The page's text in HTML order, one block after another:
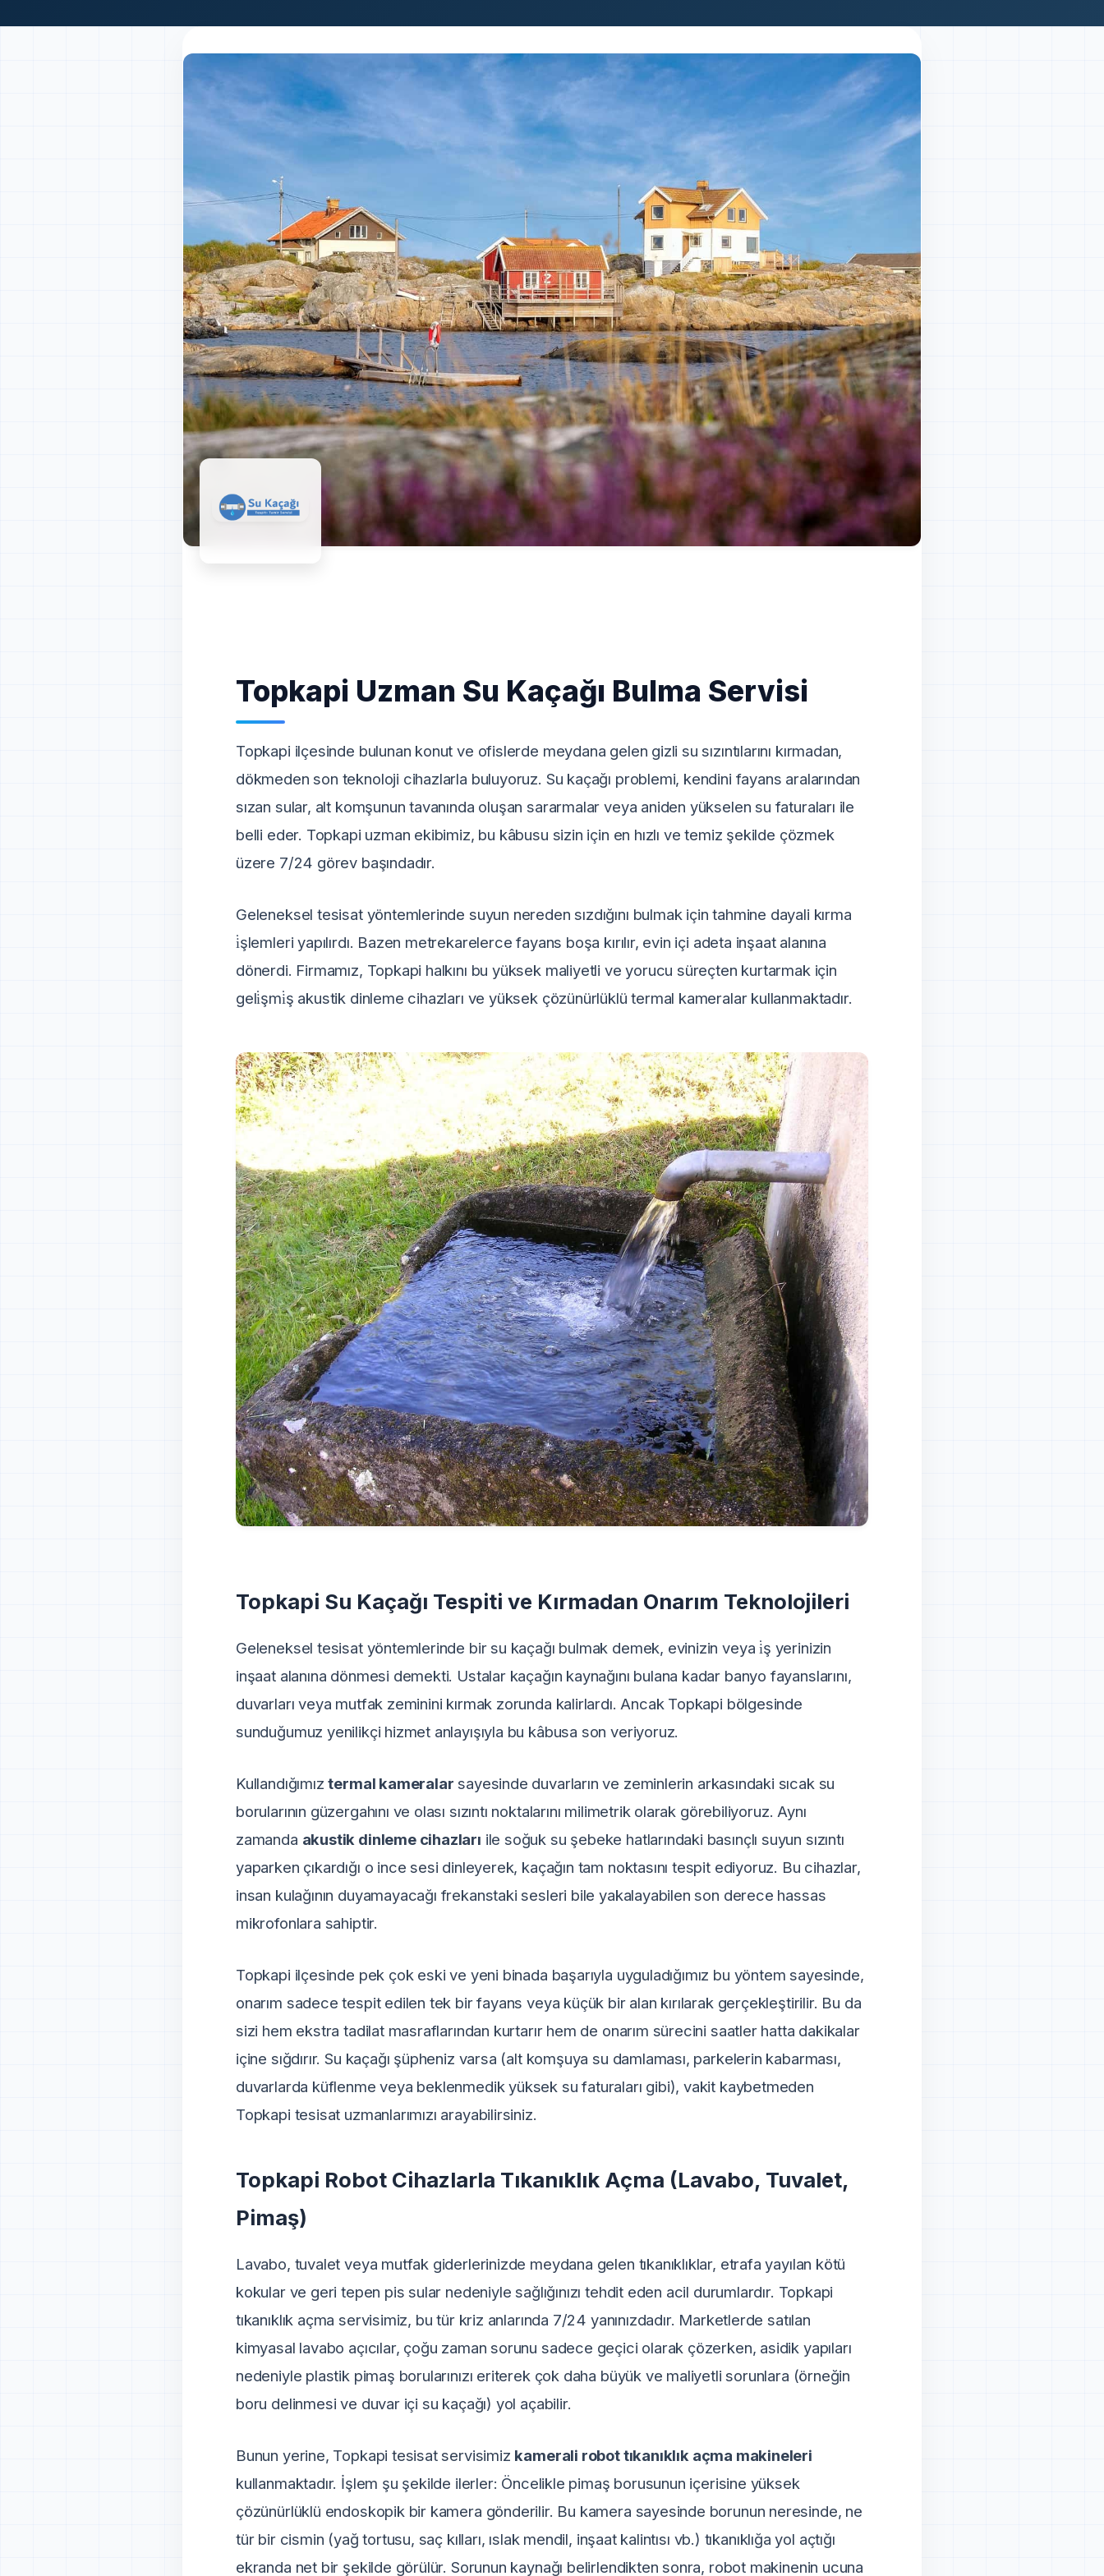
Topkapi Uzman Su Kaçağı Bulma Servisi
Topkapi ilçesinde bulunan konut ve ofislerde meydana gelen gizli su sızıntılarını kırmadan,
dökmeden son teknoloji cihazlarla buluyoruz. Su kaçağı problemi, kendini fayans aralarından
sızan sular, alt komşunun tavanında oluşan sararmalar veya aniden yükselen su faturaları ile
belli eder. Topkapi uzman ekibimiz, bu kâbusu sizin için en hızlı ve temiz şekilde çözmek
üzere 7/24 görev başındadır.
Geleneksel tesisat yöntemlerinde suyun nereden sızdığını bulmak için tahmine dayali kırma
i̇şlemleri yapılırdı. Bazen metrekarelerce fayans boşa kırılır, evin içi adeta inşaat alanına
dönerdi. Firmamız, Topkapi halkını bu yüksek maliyetli ve yorucu süreçten kurtarmak için
geli̇şmi̇ş akustik dinleme cihazları ve yüksek çözünürlüklü termal kameralar kullanmaktadır.
Topkapi Su Kaçağı Tespiti ve Kırmadan Onarım Teknolojileri
Geleneksel tesisat yöntemlerinde bir su kaçağı bulmak demek, evinizin veya i̇ş yerinizin
inşaat alanına dönmesi demekti. Ustalar kaçağın kaynağını bulana kadar banyo fayanslarını,
duvarları veya mutfak zeminini kırmak zorunda kalirlardı. Ancak Topkapi bölgesinde
sunduğumuz yenilikçi hizmet anlayışıyla bu kâbusa son veriyoruz.
Kullandığımıztermal kameralar sayesinde duvarların ve zeminlerin arkasındaki sıcak su
borularının güzergahını ve olası sızıntı noktalarını milimetrik olarak görebiliyoruz. Aynı
zamanda akustik dinleme cihazları ile soğuk su şebeke hatlarındaki basınçlı suyun sızıntı
yaparken çıkardığı o ince sesi dinleyerek, kaçağın tam noktasını tespit ediyoruz. Bu cihazlar,
insan kulağının duyamayacağı frekanstaki sesleri bile yakalayabilen son derece hassas
mikrofonlara sahiptir.
Topkapi ilçesinde pek çok eski ve yeni binada başarıyla uyguladığımız bu yöntem sayesinde,
onarım sadece tespit edilen tek bir fayans veya küçük bir alan kırılarak gerçekleştirilir. Bu da
sizi hem ekstra tadilat masraflarından kurtarır hem de onarım sürecini saatler hatta dakikalar
içine sığdırır. Su kaçağı şüpheniz varsa (alt komşuya su damlaması, parkelerin kabarması,
duvarlarda küflenme veya beklenmedik yüksek su faturaları gibi), vakit kaybetmeden
Topkapi tesisat uzmanlarımızı arayabilirsiniz.
Topkapi Robot Cihazlarla Tıkanıklık Açma (Lavabo, Tuvalet,
Pimaş)
Lavabo, tuvalet veya mutfak giderlerinizde meydana gelen tıkanıklıklar, etrafa yayılan kötü
kokular ve geri tepen pis sular nedeniyle sağlığınızı tehdit eden acil durumlardır. Topkapi
tıkanıklık açma servisimiz, bu tür kriz anlarında 7/24 yanınızdadır. Marketlerde satılan
kimyasal lavabo açıcılar, çoğu zaman sorunu sadece geçici olarak çözerken, asidik yapıları
nedeniyle plastik pimaş borularınızı eriterek çok daha büyük ve maliyetli sorunlara (örneğin
boru delinmesi ve duvar içi su kaçağı) yol açabilir.
Bunun yerine, Topkapi tesisat servisimiz kamerali robot tıkanıklık açma makineleri
kullanmaktadır. İşlem şu şekilde ilerler: Öncelikle pimaş borusunun içerisine yüksek
çözünürlüklü endoskopik bir kamera gönderilir. Bu kamera sayesinde borunun neresinde, ne
tür bir cismin (yağ tortusu, saç kılları, ıslak mendil, inşaat kalintısı vb.) tıkanıklığa yol açtığı
ekranda net bir şekilde görülür. Sorunun kaynağı belirlendikten sonra, robot makinenin ucuna